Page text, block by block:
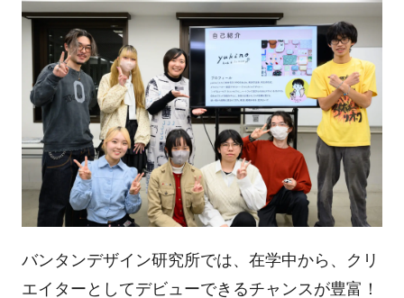
バンタンデザイン研究所では、在学中から、クリ
エイターとしてデビューできるチャンスが豊富！